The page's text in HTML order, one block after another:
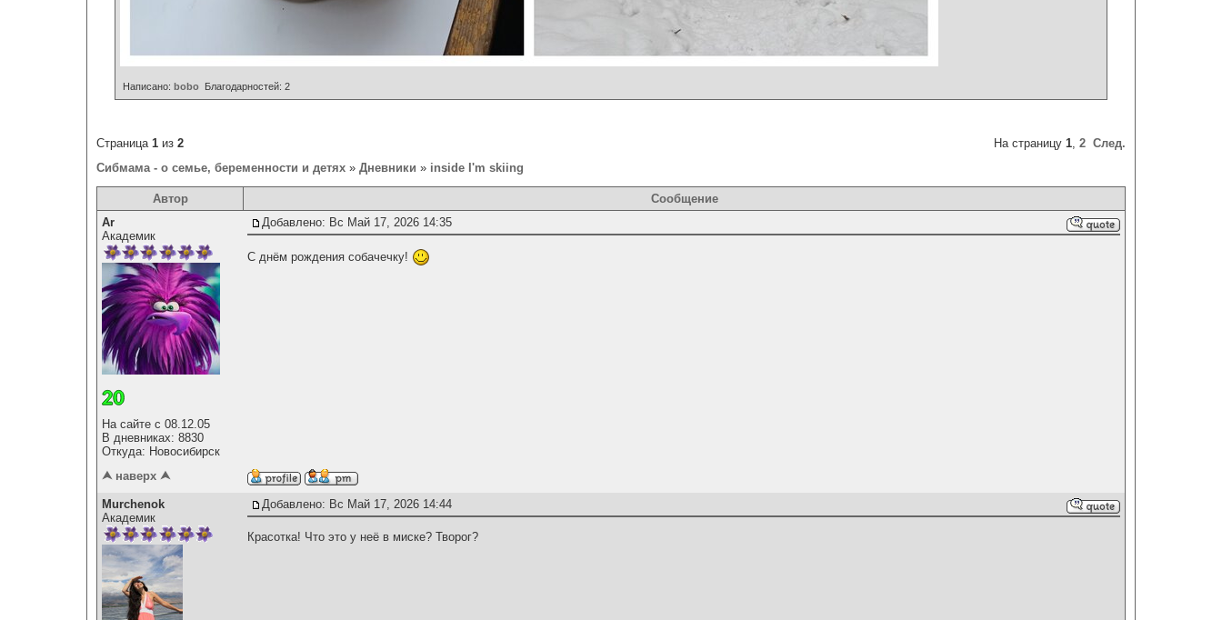
Написано: bobo Благодарностей: 2
Страница 1 из 2 На страницу 1, 2 След.
Сибмама - о семье, беременности и детях » Дневники » inside I'm skiing
Автор
Сообщение
Ar
Академик
На сайте с 08.12.05
В дневниках: 8830
Откуда: Новосибирск
Добавлено: Вс Май 17, 2026 14:35
С днём рождения собачечку!
⮝ наверх ⮝
Murchenok
Академик
Добавлено: Вс Май 17, 2026 14:44
Красотка! Что это у неё в миске? Творог?